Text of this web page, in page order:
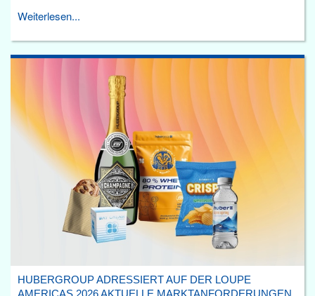
Weiterlesen...
HUBERGROUP ADRESSIERT AUF DER LOUPE
AMERICAS 2026 AKTUELLE MARKTANFORDERUNGEN